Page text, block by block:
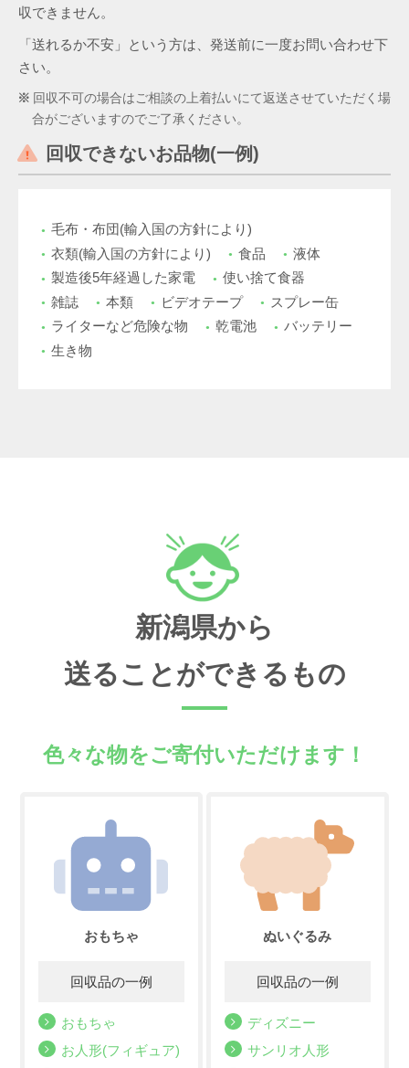
収できません。
「送れるか不安」という方は、発送前に一度お問い合わせ下
さい。
回収不可の場合はご相談の上着払いにて返送させていただく場
合がございますのでご了承ください。
回収できないお品物(一例)
毛布・布団(輸入国の方針により)
衣類(輸入国の方針により)
食品
液体
製造後5年経過した家電
使い捨て食器
雑誌
本類 ビデオテープ
スプレー缶
ライターなど危険な物
乾電池
バッテリー
生き物
新潟県から
送ることができるもの
色々な物をご寄付いただけます！
おもちゃ
おもちゃ
お人形(フィギュア)
ぬいぐるみ
ディズニー
サンリオ人形